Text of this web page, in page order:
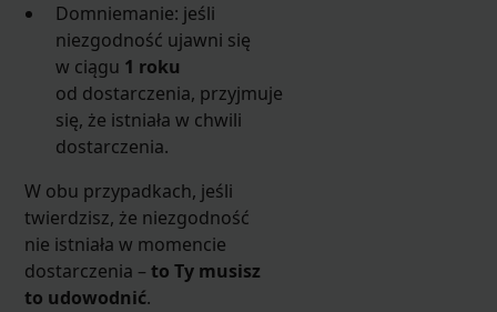
Domniemanie: jeśli
niezgodność ujawni się
w ciągu 1 roku
od dostarczenia, przyjmuje
się, że istniała w chwili
dostarczenia.
W obu przypadkach, jeśli
twierdzisz, że niezgodność
nie istniała w momencie
dostarczenia – to Ty musisz
to udowodnić.